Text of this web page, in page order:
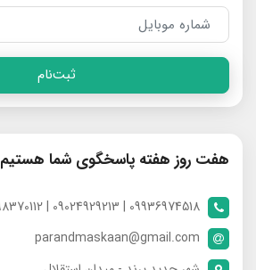
ثبت‌نام
هفت روز هفته پاسخگوی شما هستیم
09936974518 | 09024929213 | 09398370112
parandmaskaan@gmail.com